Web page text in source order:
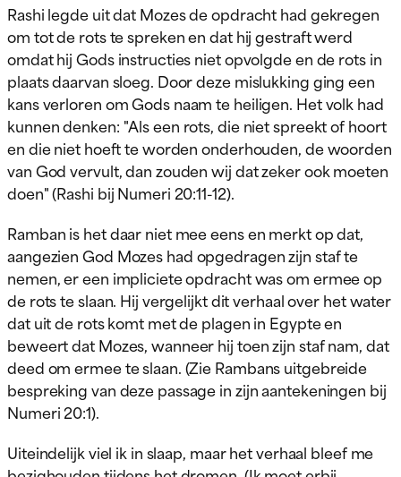
Rashi legde uit dat Mozes de opdracht had gekregen
om tot de rots te spreken en dat hij gestraft werd
omdat hij Gods instructies niet opvolgde en de rots in
plaats daarvan sloeg. Door deze mislukking ging een
kans verloren om Gods naam te heiligen. Het volk had
kunnen denken: "Als een rots, die niet spreekt of hoort
en die niet hoeft te worden onderhouden, de woorden
van God vervult, dan zouden wij dat zeker ook moeten
doen" (Rashi bij Numeri 20:11-12).
Ramban is het daar niet mee eens en merkt op dat,
aangezien God Mozes had opgedragen zijn staf te
nemen, er een impliciete opdracht was om ermee op
de rots te slaan. Hij vergelijkt dit verhaal over het water
dat uit de rots komt met de plagen in Egypte en
beweert dat Mozes, wanneer hij toen zijn staf nam, dat
deed om ermee te slaan. (Zie Rambans uitgebreide
bespreking van deze passage in zijn aantekeningen bij
Numeri 20:1).
Uiteindelijk viel ik in slaap, maar het verhaal bleef me